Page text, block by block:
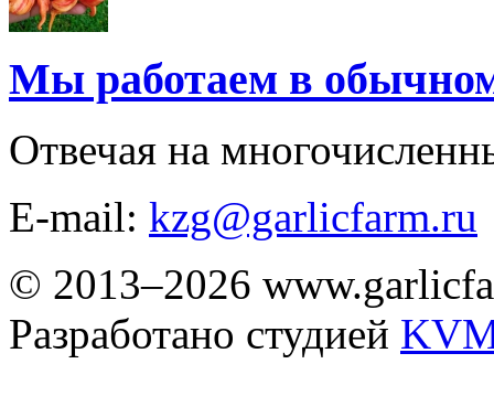
Мы работаем в
Отвечая на
E-mail: kzg@garlicfarm.ru
© 2013–2026
Разработано студией